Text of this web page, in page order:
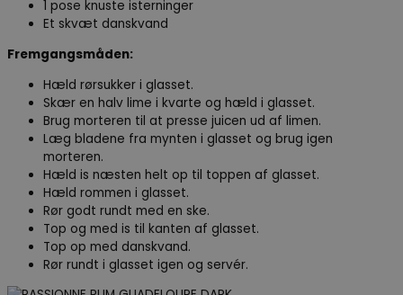
1 pose knuste isterninger
Et skvæt danskvand
Fremgangsmåden:
Hæld rørsukker i glasset.
Skær en halv lime i kvarte og hæld i glasset.
Brug morteren til at presse juicen ud af limen.
Læg bladene fra mynten i glasset og brug igen
morteren.
Hæld is næsten helt op til toppen af glasset.
Hæld rommen i glasset.
Rør godt rundt med en ske.
Top og med is til kanten af glasset.
Top op med danskvand.
Rør rundt i glasset igen og servér.